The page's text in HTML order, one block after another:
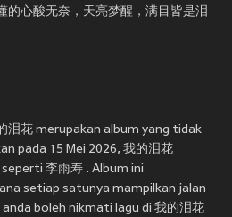
的心酸无奈，天亮梦醒，满目皆是泪
泪花 merupakan album yang tidak
pada 15 Mei 2026, 我的泪花
李雨寿 . Album ini
setiap satunya mampilkan jalan
boleh nikmati lagu di 我的泪花